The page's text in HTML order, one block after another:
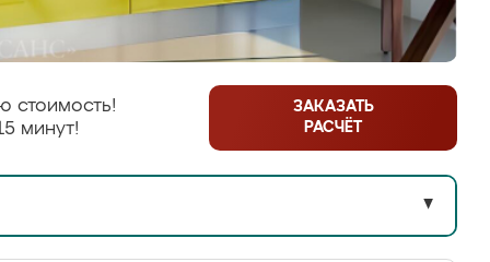
стоимость!
минут!
ЗАКАЗАТЬ
РАСЧЁТ
▼